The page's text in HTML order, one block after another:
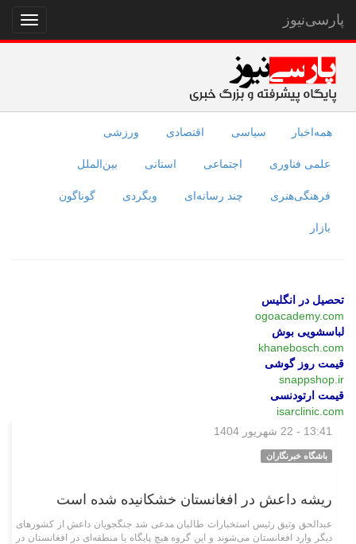
نمایش
منو
پارسی‌نیوز
همه‌اخبار سیاسی اقتصادی ورزشی
علمی فناوری اجتماعی استانی بین‌الملل
فرهنگی‌هنری چند رسانه‌ای وبگردی گوناگون
بازار
تحصیل در انگلیس
ogoacademy.com
لباسشویی بوش
khanebosch.com
قیمت روز گوشی
snappshop.ir
قیمت ارتودنسی
isarclinic.com
13:41 - 22 شهریور 1404
باشگاه خبرنگاران
ریشه داعش در افغانستان خشکانیده شده است
عبدالحق وثیق رئیس استخبارات طالبان مدعی شد جنگجویان داعش از کشورهای
دیگر وارد افغانستان می‌شوند و این گروه هیچ پایگاه یا منطقه‌ای در افغانستان در